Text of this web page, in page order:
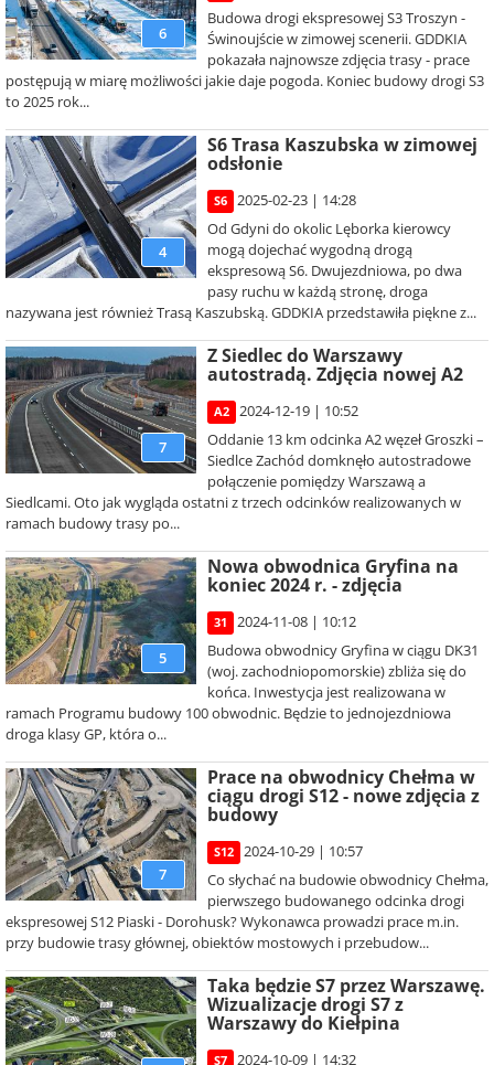
6
Budowa drogi ekspresowej S3 Troszyn -
Świnoujście w zimowej scenerii. GDDKIA
pokazała najnowsze zdjęcia trasy - prace
postępują w miarę możliwości jakie daje pogoda. Koniec budowy drogi S3
to 2025 rok...
4
S6 Trasa Kaszubska w zimowej
odsłonie
S6
2025-02-23 | 14:28
Od Gdyni do okolic Lęborka kierowcy
mogą dojechać wygodną drogą
ekspresową S6. Dwujezdniowa, po dwa
pasy ruchu w każdą stronę, droga
nazywana jest również Trasą Kaszubską. GDDKIA przedstawiła piękne z...
7
Z Siedlec do Warszawy
autostradą. Zdjęcia nowej A2
A2
2024-12-19 | 10:52
Oddanie 13 km odcinka A2 węzeł Groszki –
Siedlce Zachód domknęło autostradowe
połączenie pomiędzy Warszawą a
Siedlcami. Oto jak wygląda ostatni z trzech odcinków realizowanych w
ramach budowy trasy po...
5
Nowa obwodnica Gryfina na
koniec 2024 r. - zdjęcia
31
2024-11-08 | 10:12
Budowa obwodnicy Gryfina w ciągu DK31
(woj. zachodniopomorskie) zbliża się do
końca. Inwestycja jest realizowana w
ramach Programu budowy 100 obwodnic. Będzie to jednojezdniowa
droga klasy GP, która o...
7
Prace na obwodnicy Chełma w
ciągu drogi S12 - nowe zdjęcia z
budowy
S12
2024-10-29 | 10:57
Co słychać na budowie obwodnicy Chełma,
pierwszego budowanego odcinka drogi
ekspresowej S12 Piaski - Dorohusk? Wykonawca prowadzi prace m.in.
przy budowie trasy głównej, obiektów mostowych i przebudow...
Taka będzie S7 przez Warszawę.
Wizualizacje drogi S7 z
Warszawy do Kiełpina
S7
2024-10-09 | 14:32